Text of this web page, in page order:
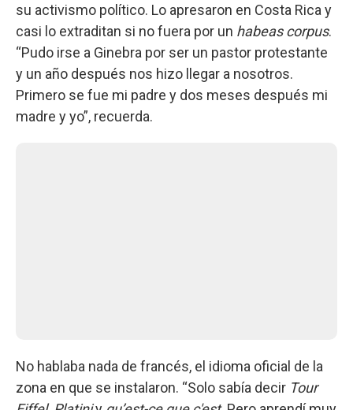
su activismo político. Lo apresaron en Costa Rica y
casi lo extraditan si no fuera por un habeas corpus.
“Pudo irse a Ginebra por ser un pastor protestante
y un año después nos hizo llegar a nosotros.
Primero se fue mi padre y dos meses después mi
madre y yo”, recuerda.
No hablaba nada de francés, el idioma oficial de la
zona en que se instalaron. “Solo sabía decir Tour